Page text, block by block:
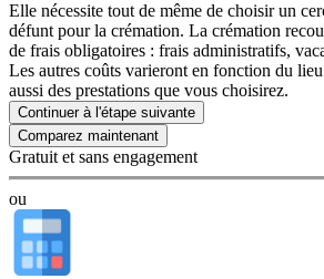
Elle nécessite tout de même de choisir un
défunt pour la crémation. La crémation
de frais obligatoires : frais administratifs,
Les autres coûts varieront en fonction du
aussi des prestations que vous choisirez.
Continuer à l'étape suivante
Gratuit et sans engagement
ou